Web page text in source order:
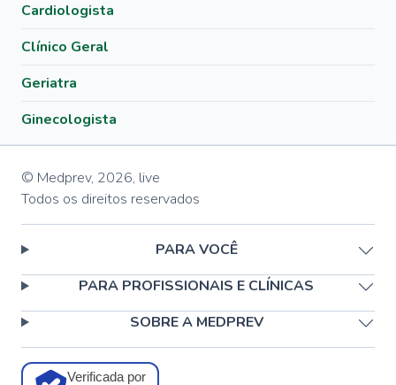
Cardiologista
Clínico Geral
Geriatra
Ginecologista
© Medprev, 2026, live
Todos os direitos reservados
PARA VOCÊ
PARA PROFISSIONAIS E CLÍNICAS
SOBRE A MEDPREV
Verificada por